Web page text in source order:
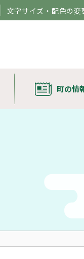
文字サイズ・配色の変
町の情